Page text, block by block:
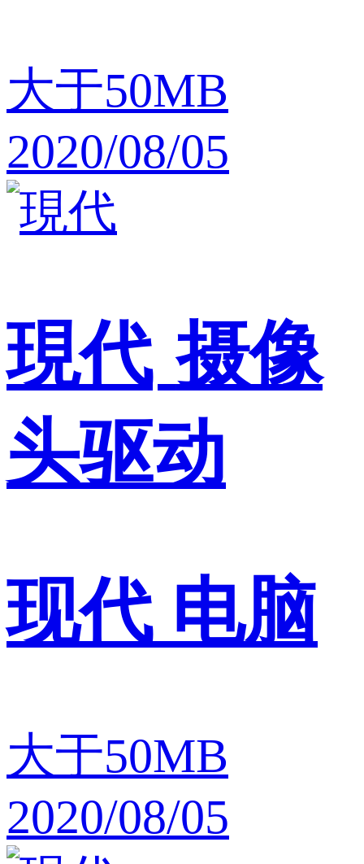
大于50MB
2020/08/05
現代 摄像
头驱动
现代 电脑
大于50MB
2020/08/05